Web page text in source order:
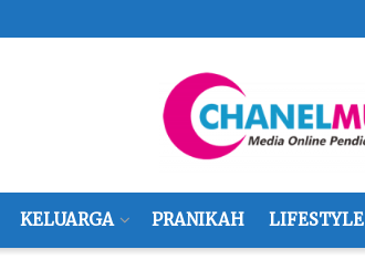
KELUARGA PRANIKAH LIFESTYLE